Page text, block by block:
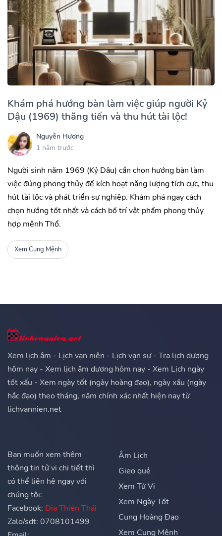
Khám phá hướng bàn làm việc giúp người Kỷ
Dậu (1969) thăng tiến và thu hút tài lộc!
Nguyễn Hương
1 năm trước
Người sinh năm 1969 (Kỷ Dậu) cần chọn hướng bàn làm
việc đúng phong thủy để kích hoạt năng lượng tích cực, thu
hút tài lộc và phát triển sự nghiệp. Khám phá ngay cách
chọn hướng tốt nhất và cách bố trí vật phẩm phong thủy
hợp mệnh Thổ.
Xem Cung Mệnh
Xem lịch âm - Lịch vạn niên - Lịch vạn sự - Tra lịch dương
hôm nay - Xem lịch âm dương hôm nay - Xem Lịch ngày
tốt xấu - Xem ngày tốt (ngày hoàng đạo), ngày xấu (ngày
hắc đạo) theo tháng, năm chính xác nhất hiện nay từ
lichvannien.net
Bạn muốn xem thêm
thông tin tử vi chi tiết thì
có thể liên hệ ngay với
chúng tôi:
Facebook: Địa Thiên Thái
Zalo/sdt: 0708101499
Âm Lịch
Gieo quẻ
Xem Tử Vi
Xem Ngày Tốt
Cung Hoàng Đạo
Xem Cung Mệnh